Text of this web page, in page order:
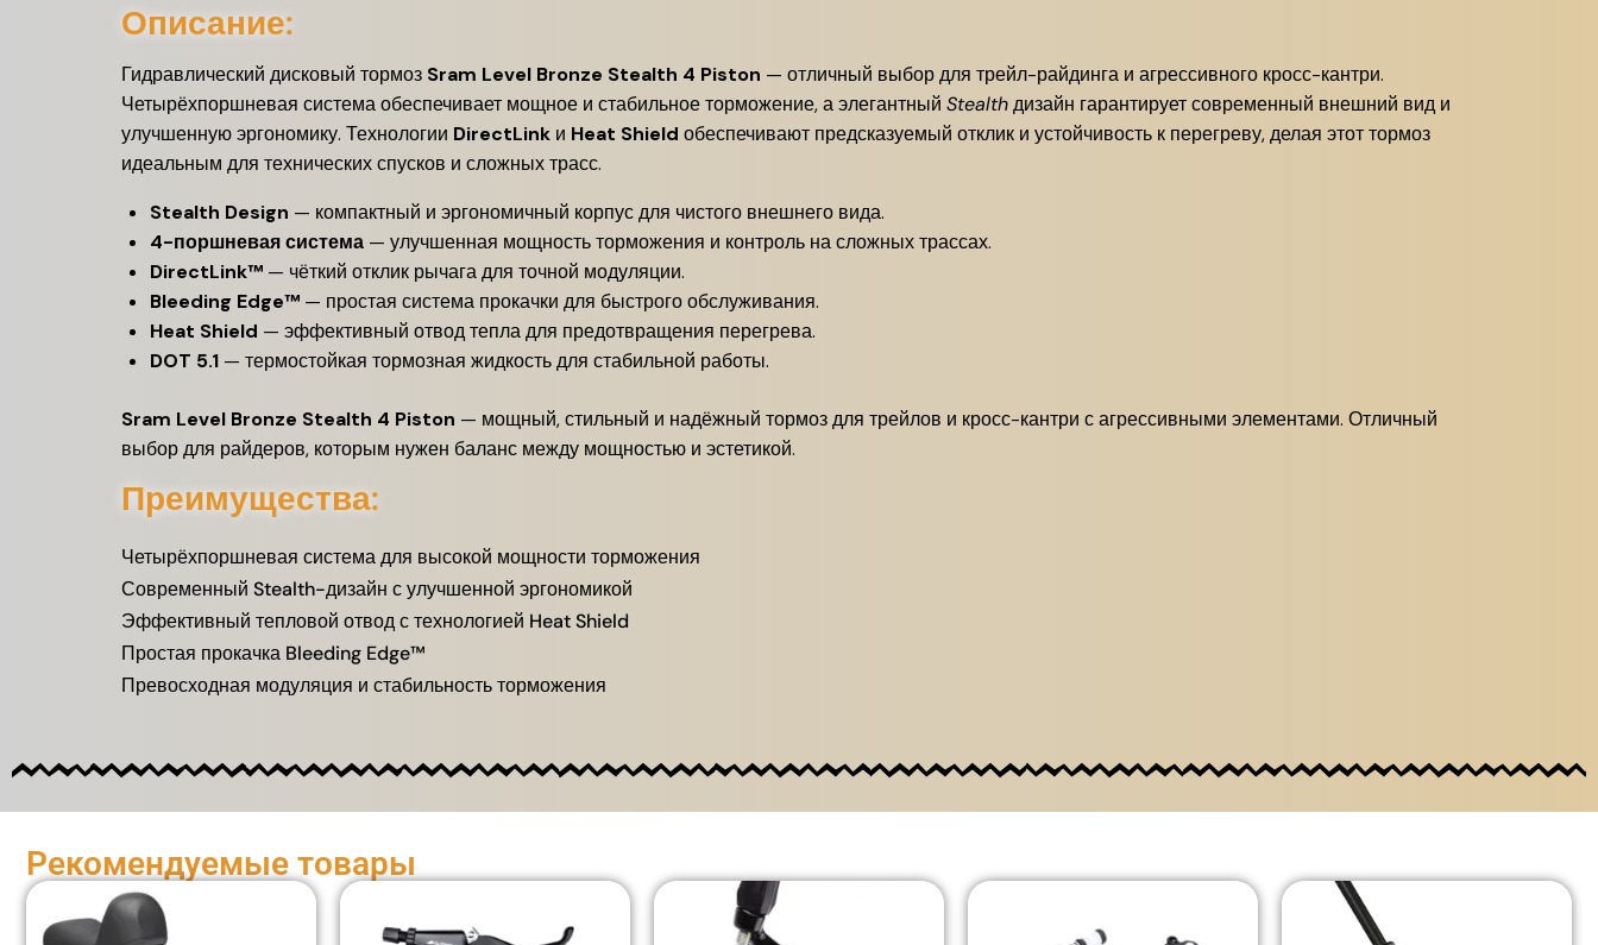
Описание:
Гидравлический дисковый тормоз Sram Level Bronze Stealth 4 Piston — отличный выбор для трейл-райдинга и агрессивного кросс-кантри.
Четырёхпоршневая система обеспечивает мощное и стабильное торможение, а элегантный Stealthдизайн гарантирует современный внешний вид и
улучшенную эргономику. Технологии DirectLink и Heat Shield обеспечивают предсказуемый отклик и устойчивость к перегреву, делая этот тормоз
идеальным для технических спусков и сложных трасс.
Stealth Design — компактный и эргономичный корпус для чистого внешнего вида.
4-поршневая система — улучшенная мощность торможения и контроль на сложных трассах.
DirectLink™ — чёткий отклик рычага для точной модуляции.
Bleeding Edge™ — простая система прокачки для быстрого обслуживания.
Heat Shield — эффективный отвод тепла для предотвращения перегрева.
DOT 5.1 — термостойкая тормозная жидкость для стабильной работы.
Sram Level Bronze Stealth 4 Piston — мощный, стильный и надёжный тормоз для трейлов и кросс-кантри с агрессивными элементами. Отличный
выбор для райдеров, которым нужен баланс между мощностью и эстетикой.
Преимущества:
Четырёхпоршневая система для высокой мощности торможения
Современный Stealth-дизайн с улучшенной эргономикой
Эффективный тепловой отвод с технологией Heat Shield
Простая прокачка Bleeding Edge™
Превосходная модуляция и стабильность торможения
Рекомендуемые товары